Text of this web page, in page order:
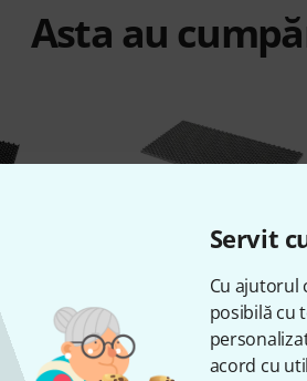
Servit
Cu ajutorul
posibilă cu
acord cu
Asta au
11%
CUMPĂRAT
t.akustik HiLo-N25